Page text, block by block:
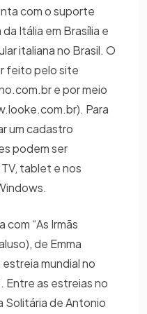
com o suporte
Itália em Brasília e
italiana no Brasil. O
feito pelo site
e por meio
Para
um cadastro
podem ser
tablet e nos
“As Irmãs
de Emma
mundial no
Entre as estreias no
Solitária de Antonio